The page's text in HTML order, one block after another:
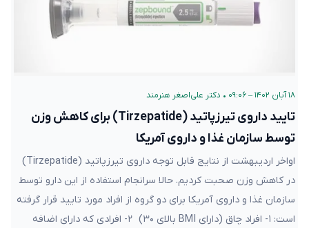
۱۸ آبان ۱۴۰۲ – ۰۹:۰۶ • دکتر علی‌اصغر هنرمند
تایید داروی تیرزپاتید (Tirzepatide) برای کاهش وزن
توسط سازمان غذا و داروی آمریکا
اواخر اردیبهشت از نتایج قابل توجه داروی تیرزپاتید (Tirzepatide)
در کاهش وزن صحبت کردیم. حالا سرانجام استفاده از این دارو توسط
سازمان غذا و داروی آمریکا برای دو گروه از افراد مورد تایید قرار گرفته
است: ۱- افراد چاق (دارای BMI بالای ۳۰) ۲- افرادی که دارای اضافه